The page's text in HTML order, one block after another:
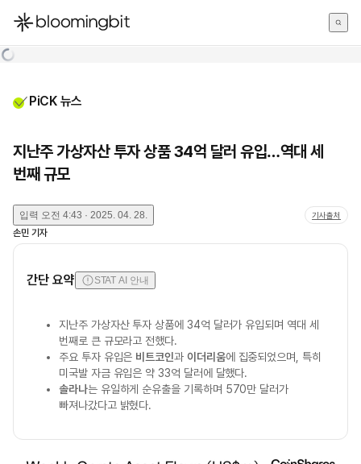
한국어
PiCK 뉴스
지난주 가상자산 투자 상품 34억 달러 유입…역대 세
번째 규모
입력 오전 4:43 · 2025. 04. 28. 기사출처
손민 기자
간단 요약 STAT AI 안내
지난주 가상자산 투자 상품에 34억 달러가 유입되며 역대 세
번째로 큰 규모라고 전했다.
주요 투자 유입은 비트코인과 이더리움에 집중되었으며, 특히
미국발 자금 유입은 약 33억 달러에 달했다.
솔라나는 유일하게 순유출을 기록하며 570만 달러가
빠져나갔다고 밝혔다.